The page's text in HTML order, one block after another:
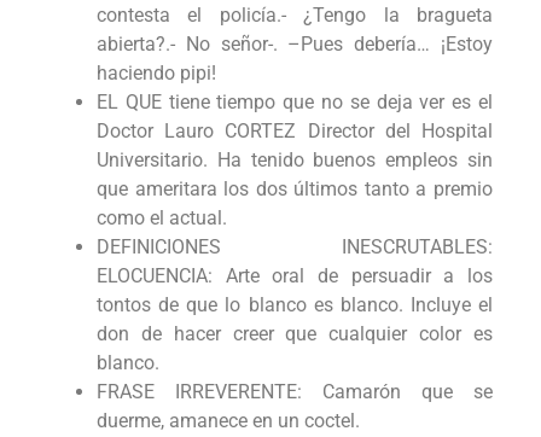
contesta el policía.- ¿Tengo la bragueta
abierta?.- No señor-. –Pues debería… ¡Estoy
haciendo pipi!
EL QUE tiene tiempo que no se deja ver es el
Doctor Lauro CORTEZ Director del Hospital
Universitario. Ha tenido buenos empleos sin
que ameritara los dos últimos tanto a premio
como el actual.
DEFINICIONES INESCRUTABLES:
ELOCUENCIA: Arte oral de persuadir a los
tontos de que lo blanco es blanco. Incluye el
don de hacer creer que cualquier color es
blanco.
FRASE IRREVERENTE: Camarón que se
duerme, amanece en un coctel.